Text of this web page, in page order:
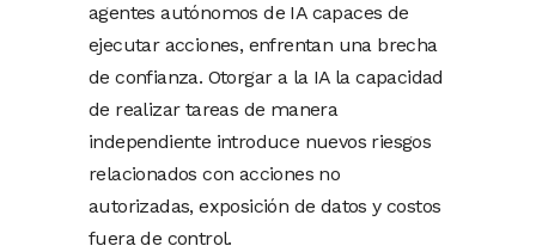
agentes autónomos de IA capaces de
ejecutar acciones, enfrentan una brecha
de confianza. Otorgar a la IA la capacidad
de realizar tareas de manera
independiente introduce nuevos riesgos
relacionados con acciones no
autorizadas, exposición de datos y costos
fuera de control.